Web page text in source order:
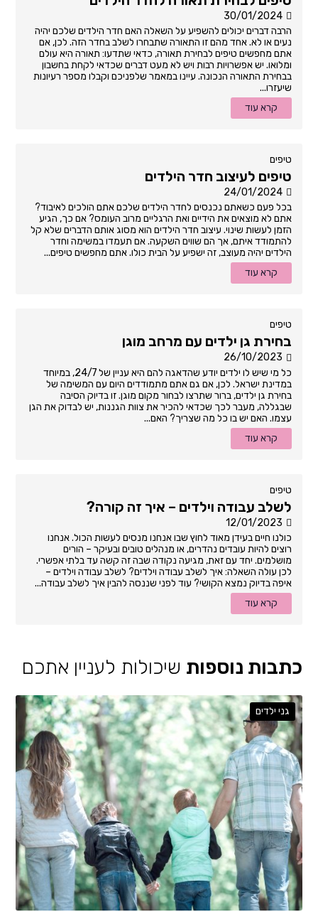
30/01/2024
הרבה דברים יכולים להשפיע על השאלה האם חדר הילדים שלכם יהיה
נעים או לא. אחד מהם זו התאורה שתבחרו לשלב בחדר הזה. לכן, אם
אתם מחפשים טיפים לבחירת תאורה, כדאי שתדעו: תאורה היא עולם
ומלואו. יש אפשרויות רבות ויש לא מעט דברים שכדאי לקחת בחשבון
בבחירת התאורה הנכונה. עיינו במאמר שלפניכם וקבלו מספר רעיונות
שיעזרו...
קרא עוד
טיפים
טיפים לעיצוב חדר הילדים
24/01/2024
בכל פעם כשאתם נכנסים לחדר הילדים שלכם אתם הולכים לאיבוד?
אתם לא מוצאים את הידיים ואת הרגליים מרוב העומס? אם כך, הגיע
הזמן לעשות שינוי. עיצוב חדר הילדים הוא מסוג אותם הדברים שלא קל
להתמודד איתם, אך הם שווים השקעה. אם תעמדו במשימה וחדר
הילדים יהיה מעוצב, זה ישפיע על הבית כולו. אתם מחפשים טיפים...
קרא עוד
טיפים
בחירת גן ילדים עם מרחב מוגן
26/10/2023
כל מי שיש לו ילדים יודע שהדאגה להם היא עניין של 24/7, במיוחד
במדינת ישראל. לכן, אם גם אתם מתמודדים היום עם המשימה של
בחירת גן ילדים, ברור שתרצו לבחור מקום מוגן. זו בדיוק הסיבה
שבגללה, מעבר לכך שכדאי להכיר את צוות הגננות, יש לבדוק את הגן
עצמו. האם יש בו כל מה שצריך? האם...
קרא עוד
טיפים
לשלב עבודה וילדים – איך זה קורה?
12/01/2023
כולנו חיים בעידן מאוד לחוץ שבו אנחנו מנסים לעשות הכול. אנחנו
רוצים להיות עובדים נהדרים, או מנהלים טובים ובעיקר – הורים
מושלמים. יחד עם זאת, מגיעה נקודה שבה זה קשה עד בלתי אפשרי.
לכן עולה השאלה: איך לשלב עבודה וילדים? לשלב עבודה וילדים –
איפה בדיוק נמצא הקושי? עוד לפני שננסה להבין איך לשלב עבודה...
קרא עוד
כתבות נוספות שיכולות לעניין אתכם
גני ילדים